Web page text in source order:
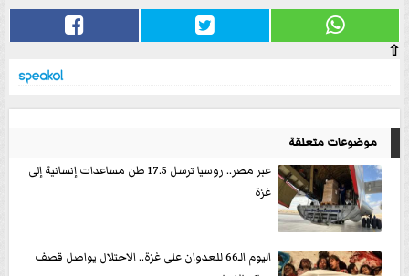
⇧
موضوعات متعلقة
عبر مصر.. روسيا ترسل 17.5 طن مساعدات إنسانية إلى
غزة
اليوم الـ66 للعدوان على غزة.. الاحتلال يواصل قصف